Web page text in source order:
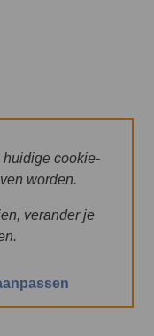
cookie-
worden.
verander je